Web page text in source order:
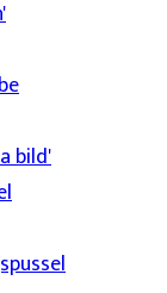
bild'